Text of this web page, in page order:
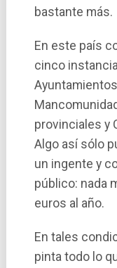
bastante más.
En este paí­s
cinco
provinciales y
Algo así sólo
un ingente y
público: nada
euros al año.
En tales
pinta todo lo